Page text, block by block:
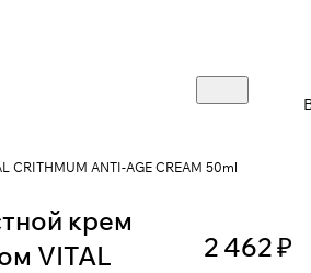
CRITHMUM ANTI-AGE CREAM 50ml
крем
VITAL
2 462 ₽